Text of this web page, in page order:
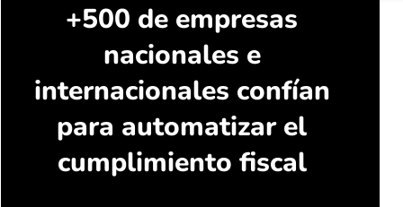
+500 de empresas
nacionales e
internacionales confían
para automatizar el
cumplimiento fiscal